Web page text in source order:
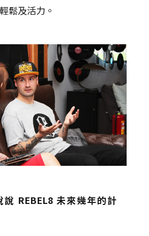
鬆及活力。
說 REBEL8 未來幾年的計